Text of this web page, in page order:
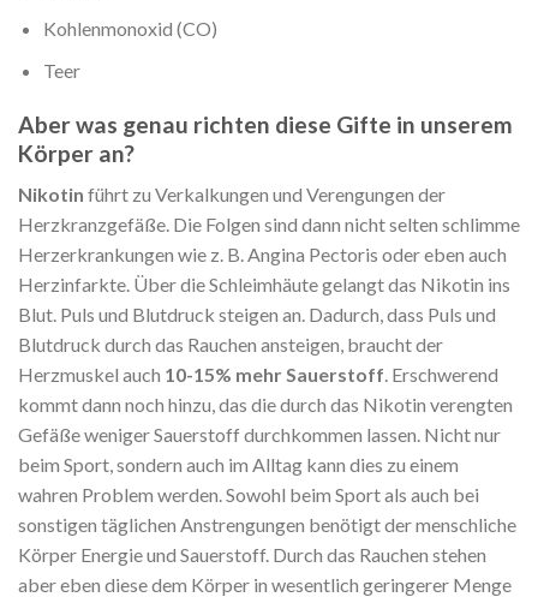
Kohlenmonoxid (CO)
Teer
Aber was genau richten diese Gifte in unserem
Körper an?
Nikotin führt zu Verkalkungen und Verengungen der
Herzkranzgefäße. Die Folgen sind dann nicht selten schlimme
Herzerkrankungen wie z. B. Angina Pectoris oder eben auch
Herzinfarkte. Über die Schleimhäute gelangt das Nikotin ins
Blut. Puls und Blutdruck steigen an. Dadurch, dass Puls und
Blutdruck durch das Rauchen ansteigen, braucht der
Herzmuskel auch 10-15% mehr Sauerstoff. Erschwerend
kommt dann noch hinzu, das die durch das Nikotin verengten
Gefäße weniger Sauerstoff durchkommen lassen. Nicht nur
beim Sport, sondern auch im Alltag kann dies zu einem
wahren Problem werden. Sowohl beim Sport als auch bei
sonstigen täglichen Anstrengungen benötigt der menschliche
Körper Energie und Sauerstoff. Durch das Rauchen stehen
aber eben diese dem Körper in wesentlich geringerer Menge